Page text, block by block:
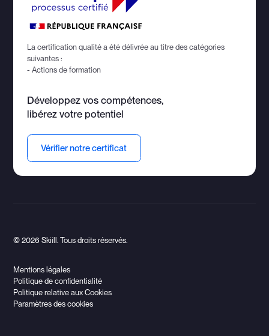
La certification qualité a été délivrée au titre des catégories
suivantes :
- Actions de formation
Développez vos compétences,
libérez votre potentiel
Vérifier notre certificat
Mentions légales
Politique de confidentialité
Politique relative aux Cookies
Paramètres des cookies
© 2026 Skiill. Tous droits réservés.